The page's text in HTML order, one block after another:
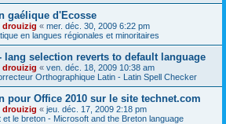
gaélique d'Ecosse
drouizig « mer. déc. 30, 2009 6:22 pm
en langues régionales et minoritaires
lang selection reverts to default language
drouizig « ven. déc. 18, 2009 10:38 am
Orthographique Latin - Latin Spell Checker
pour Office 2010 sur le site technet.com
drouizig « jeu. déc. 17, 2009 2:18 pm
et le breton - Microsoft and the Breton language